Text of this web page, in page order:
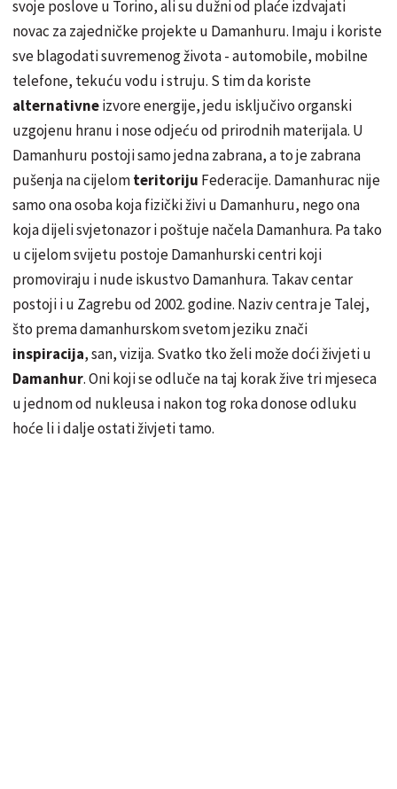
svoje poslove u Torino, ali su dužni od plaće izdvajati
novac za zajedničke projekte u Damanhuru. Imaju i koriste
sve blagodati suvremenog života - automobile, mobilne
telefone, tekuću vodu i struju. S tim da koriste
alternativneizvore energije, jedu isključivo organski
uzgojenu hranu i nose odjeću od prirodnih materijala. U
Damanhuru postoji samo jedna zabrana, a to je zabrana
pušenja na cijelomteritoriju Federacije. Damanhurac nije
samo ona osoba koja fizički živi u Damanhuru, nego ona
koja dijeli svjetonazor i poštuje načelaDamanhura. Pa tako
u cijelom svijetu postojeDamanhurskicentri koji
promoviraju i nude iskustvo Damanhura. Takav centar
postoji i u Zagrebu od 2002. godine. Naziv centra jeTalej,
što premadamanhurskomsvetom jeziku znači
inspiracija, san, vizija. Svatko tko želi može doći živjeti u
Damanhur. Oni koji se odluče na taj korak žive tri mjeseca
u jednom od nukleusa i nakon tog rokadonoseodluku
hoće li i dalje ostati živjeti tamo.